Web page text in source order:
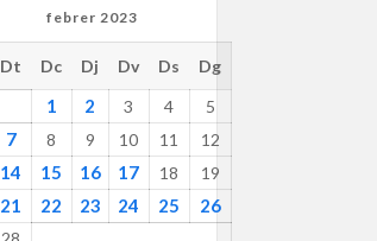
febrer 2023
Dt Dc Dj Dv Ds Dg
1 2 3 4 5
7 8 9 10 11 12
14 15 16 17 18 19
21 22 23 24 25 26